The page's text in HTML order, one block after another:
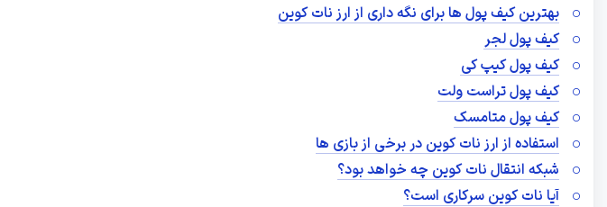
بهترین کیف پول ها برای نگه داری از ارز نات کوین
کیف پول لجر
کیف پول کیپ‌ کی
کیف پول تراست ولت
کیف پول متامسک
استفاده از ارز نات کوین در برخی از بازی ها
شبکه انتقال نات کوین چه خواهد بود؟
آیا نات کوین سرکاری است؟